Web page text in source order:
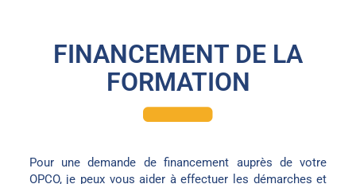
FINANCEMENT DE LA
FORMATION
Pour une demande de financement auprès de votre
OPCO, je peux vous aider à effectuer les démarches et